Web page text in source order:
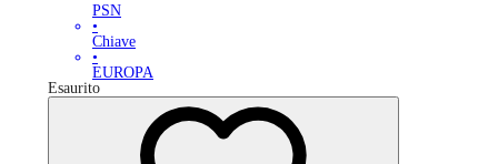
PSN
•
Chiave
•
EUROPA
Esaurito